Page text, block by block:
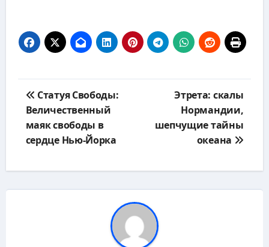
по
записям
Статуя Свободы:
Величественный
маяк свободы в
сердце Нью-Йорка
Этрета: скалы
Нормандии,
шепчущие тайны
океана